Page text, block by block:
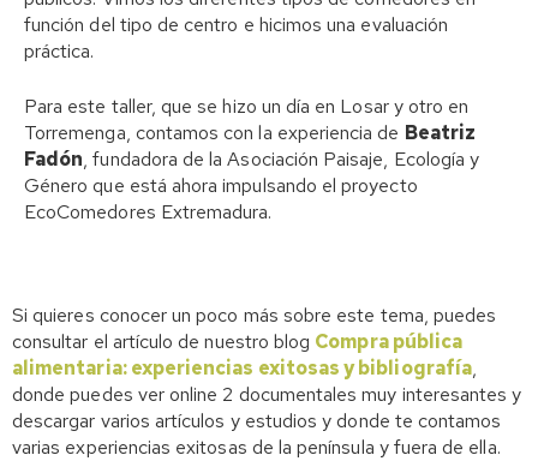
función del tipo de centro e hicimos una evaluación
práctica.
Para este taller, que se hizo un día en Losar y otro en
Torremenga, contamos con la experiencia de Beatriz
Fadón, fundadora de la Asociación Paisaje, Ecología y
Género que está ahora impulsando el proyecto
EcoComedores Extremadura.
Si quieres conocer un poco más sobre este tema, puedes
consultar el artículo de nuestro blog Compra pública
alimentaria: experiencias exitosas y bibliografía,
donde puedes ver online 2 documentales muy interesantes y
descargar varios artículos y estudios y donde te contamos
varias experiencias exitosas de la península y fuera de ella.